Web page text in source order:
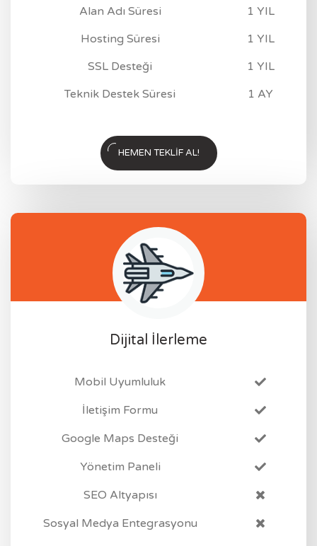
Alan Adı Süresi
1 YIL
Hosting Süresi
1 YIL
SSL Desteği
1 YIL
Teknik Destek Süresi
1 AY
HEMEN TEKLIF AL!
Dijital İlerleme
Mobil Uyumluluk
İletişim Formu
Google Maps Desteği
Yönetim Paneli
SEO Altyapısı
Sosyal Medya Entegrasyonu